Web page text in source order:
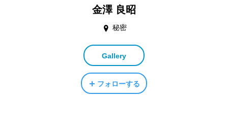
金澤 良昭
秘密
Gallery
フォローする